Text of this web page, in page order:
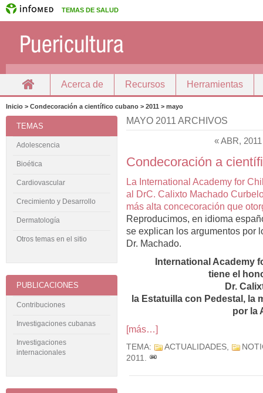
TEMAS DE SALUD
Acerca de Recursos Herramientas
Docencia
Inicio > Condecoración a científico cubano > 2011 > mayo
MAYO 2011 ARCHIVOS
« ABR, 2011
Condecoración a
La International Academy for
al DrC. Calixto Machado
más alta concecoración que
Reproducimos, en idioma
se explican los argumentos por
Dr. Machado.
International Academy
tiene el
Dr.
la Estatuilla con Pedestal, la
por la
[más…]
TEMA: ACTUALIDADES,
2011.
TEMAS
Adolescencia
Bioética
Cardiovascular
Crecimiento y Desarrollo
Dermatología
Otros temas en el sitio
PUBLICACIONES
Contribuciones
Investigaciones cubanas
Investigaciones
internacionales